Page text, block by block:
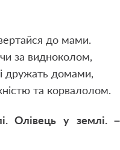
до мами.
за видноколом,
дружать домами,
та корвалолом.
Олівець у землі.